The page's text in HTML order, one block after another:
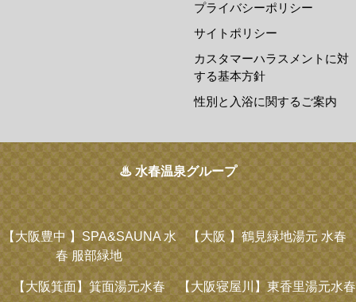
プライバシーポリシー
サイトポリシー
カスタマーハラスメントに対
する基本方針
性別と入浴に関するご案内
♨ 水春温泉グループ
【大阪豊中 】SPA&SAUNA 水
春 服部緑地
【大阪 】鶴見緑地湯元 水春
【大阪箕面】箕面湯元水春 【大阪寝屋川】 東香里湯元水春